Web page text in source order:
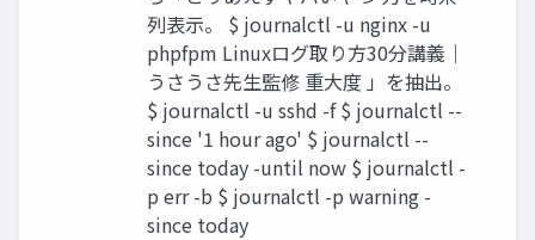
列表示。 $ journalctl -u nginx -u
phpfpm Linuxログ取り方30分講義｜
うさうさ先生監修 重大度 」を抽出。
$ journalctl -u sshd -f $ journalctl --
since '1 hour ago' $ journalctl --
since today -until now $ journalctl -
p err -b $ journalctl -p warning -
since today